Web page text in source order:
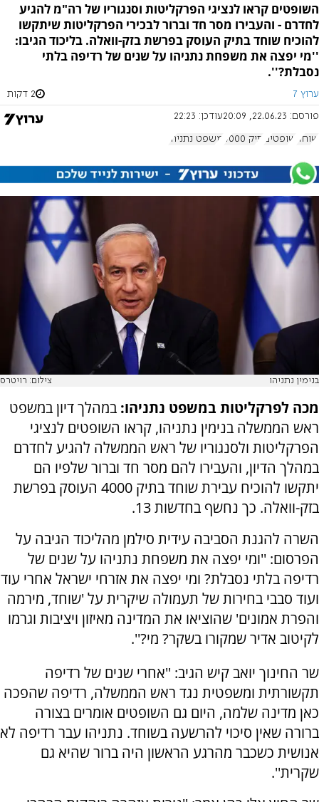
השופטים קראו לנציגי הפרקליטות וסנגוריו של רה"מ להגיע
לחדרם - והעבירו מסר חד וברור לבכירי הפרקליטות שיתקשו
להוכיח שוחד בתיק העוסק בפרשת בזק-וואלה. בליכוד הגיבו:
''מי יפצה את משפחת נתניהו על שנים של רדיפה בלתי
נסבלת?''.
ערוץ 7 2 דקות
פורסם: 22.06.23, 20:09 עודכן: 22:23
שוחד שופטים תיק 4000 משפט נתניהו
בנימין נתניהו צילום: רויטרס
מכה לפרקליטות במשפט נתניהו: במהלך דיון במשפט
ראש הממשלה בנימין נתניהו, קראו השופטים לנציגי
הפרקליטות ולסנגוריו של ראש הממשלה להגיע לחדרם
במהלך הדיון, והעבירו להם מסר חד וברור שלפיו הם
יתקשו להוכיח עבירת שוחד בתיק 4000 העוסק בפרשת
בזק-וואלה. כך נחשף בחדשות 13.
השרה להגנת הסביבה עידית סילמן מהליכוד הגיבה על
הפרסום: ''ומי יפצה את משפחת נתניהו על שנים של
רדיפה בלתי נסבלת? ומי יפצה את אזרחי ישראל אחרי עוד
ועוד סבבי בחירות של תעמולה שיקרית על 'שוחד, מירמה
והפרת אמונים' שהוציאו את המדינה מאיזון ויציבות וגרמו
לקיטוב אדיר שמקורו בשקר? מי?''.
שר החינוך יואב קיש הגיב: ''אחרי שנים של רדיפה
תקשורתית ומשפטית נגד ראש הממשלה, רדיפה שהפכה
כאן מדינה שלמה, היום גם השופטים אומרים בצורה
ברורה שאין סיכוי להרשעה בשוחד. נתניהו עבר רדיפה לא
אנושית כשכבר מהרגע הראשון היה ברור שהיא גם
שקרית''.